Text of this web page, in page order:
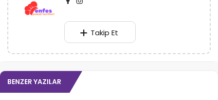
Takip Et
BENZER YAZILAR